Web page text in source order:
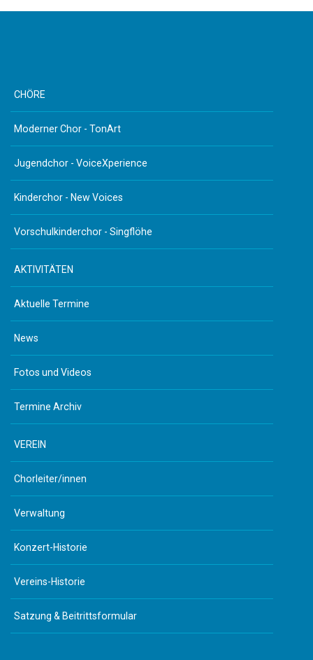
CHÖRE
Moderner Chor - TonArt
Jugendchor - VoiceXperience
Kinderchor - New Voices
Vorschulkinderchor - Singflöhe
AKTIVITÄTEN
Aktuelle Termine
News
Fotos und Videos
Termine Archiv
VEREIN
Chorleiter/innen
Verwaltung
Konzert-Historie
Vereins-Historie
Satzung & Beitrittsformular